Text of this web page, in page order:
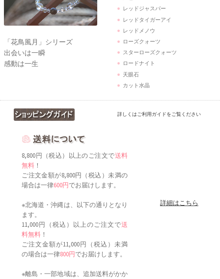
「花鳥風月」シリーズ
出会いは一瞬
感動は一生
レッドジャスパー
レッドタイガーアイ
レッドメノウ
ローズクォーツ
スターローズクォーツ
ロードナイト
天眼石
カット水晶
詳しくはご利用ガイドをご覧ください
8,800円（税込）以上のご注文で送料
無料 ！
ご注文金額が8,800円（税込）未満の
場合は一律600円でお届けします。
※北海道・沖縄は、以下の通りとなり
ます。
11,000円（税込）以上のご注文で送
料無料 ！
ご注文金額が11,000円（税込）未満
の場合は一律800円でお届けします。
※離島・一部地域は、追加送料がかか
詳細はこちら